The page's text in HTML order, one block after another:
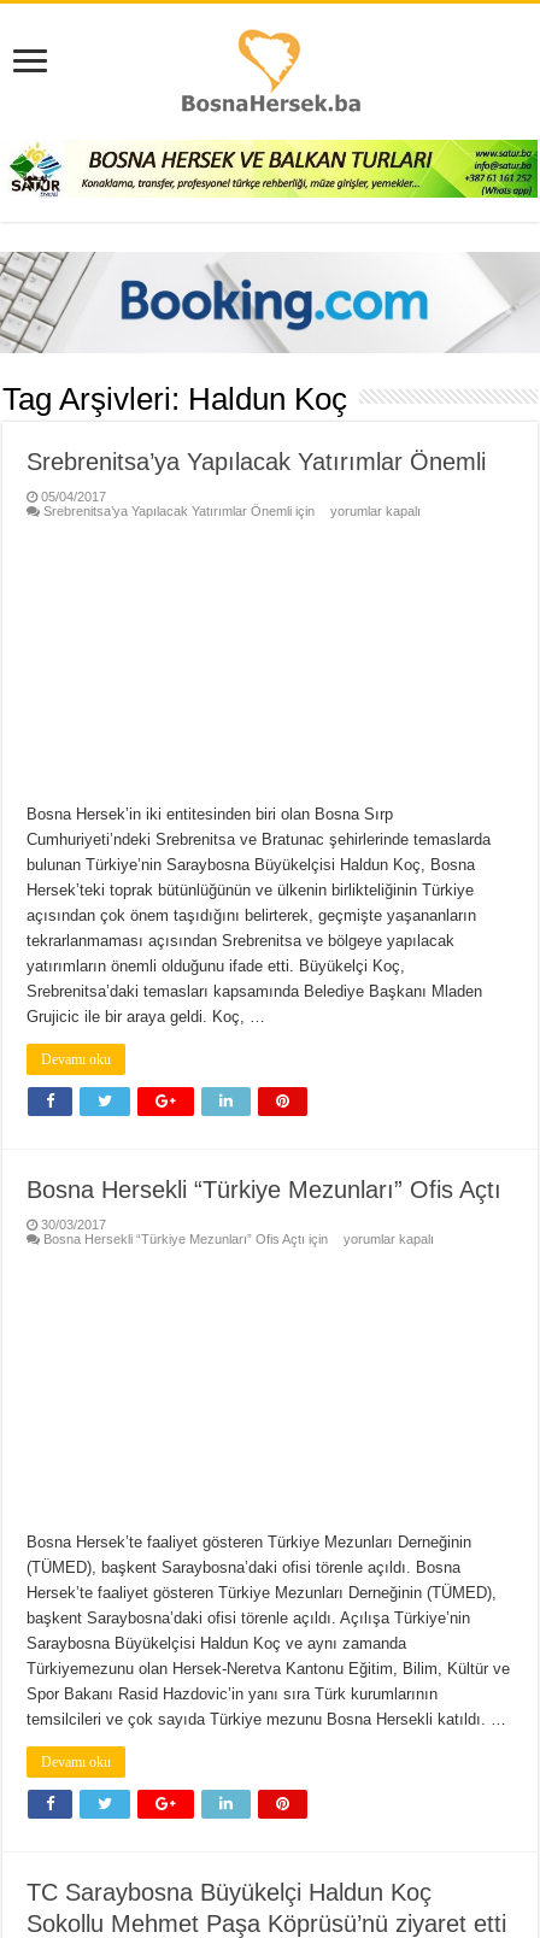
Tag Arşivleri: Haldun Koç
Srebrenitsa’ya Yapılacak Yatırımlar Önemli
05/04/2017
Srebrenitsa’ya Yapılacak Yatırımlar Önemli için
yorumlar kapalı
Bosna Hersek’in iki entitesinden biri olan Bosna Sırp
Cumhuriyeti’ndeki Srebrenitsa ve Bratunac şehirlerinde temaslarda
bulunan Türkiye’nin Saraybosna Büyükelçisi Haldun Koç, Bosna
Hersek’teki toprak bütünlüğünün ve ülkenin birlikteliğinin Türkiye
açısından çok önem taşıdığını belirterek, geçmişte yaşananların
tekrarlanmaması açısından Srebrenitsa ve bölgeye yapılacak
yatırımların önemli olduğunu ifade etti. Büyükelçi Koç,
Srebrenitsa’daki temasları kapsamında Belediye Başkanı Mladen
Grujicic ile bir araya geldi. Koç, …
Devamı oku
Bosna Hersekli “Türkiye Mezunları” Ofis Açtı
30/03/2017
Bosna Hersekli “Türkiye Mezunları” Ofis Açtı için
yorumlar kapalı
Bosna Hersek’te faaliyet gösteren Türkiye Mezunları Derneğinin
(TÜMED), başkent Saraybosna’daki ofisi törenle açıldı. Bosna
Hersek’te faaliyet gösteren Türkiye Mezunları Derneğinin (TÜMED),
başkent Saraybosna’daki ofisi törenle açıldı. Açılışa Türkiye’nin
Saraybosna Büyükelçisi Haldun Koç ve aynı zamanda
Türkiyemezunu olan Hersek-Neretva Kantonu Eğitim, Bilim, Kültür ve
Spor Bakanı Rasid Hazdovic’in yanı sıra Türk kurumlarının
temsilcileri ve çok sayıda Türkiye mezunu Bosna Hersekli katıldı. …
Devamı oku
TC Saraybosna Büyükelçi Haldun Koç
Sokollu Mehmet Paşa Köprüsü’nü ziyaret etti